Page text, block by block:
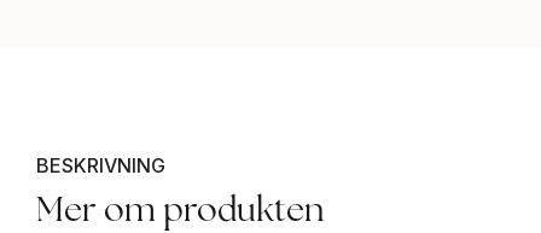
BESKRIVNING
Mer om produkten